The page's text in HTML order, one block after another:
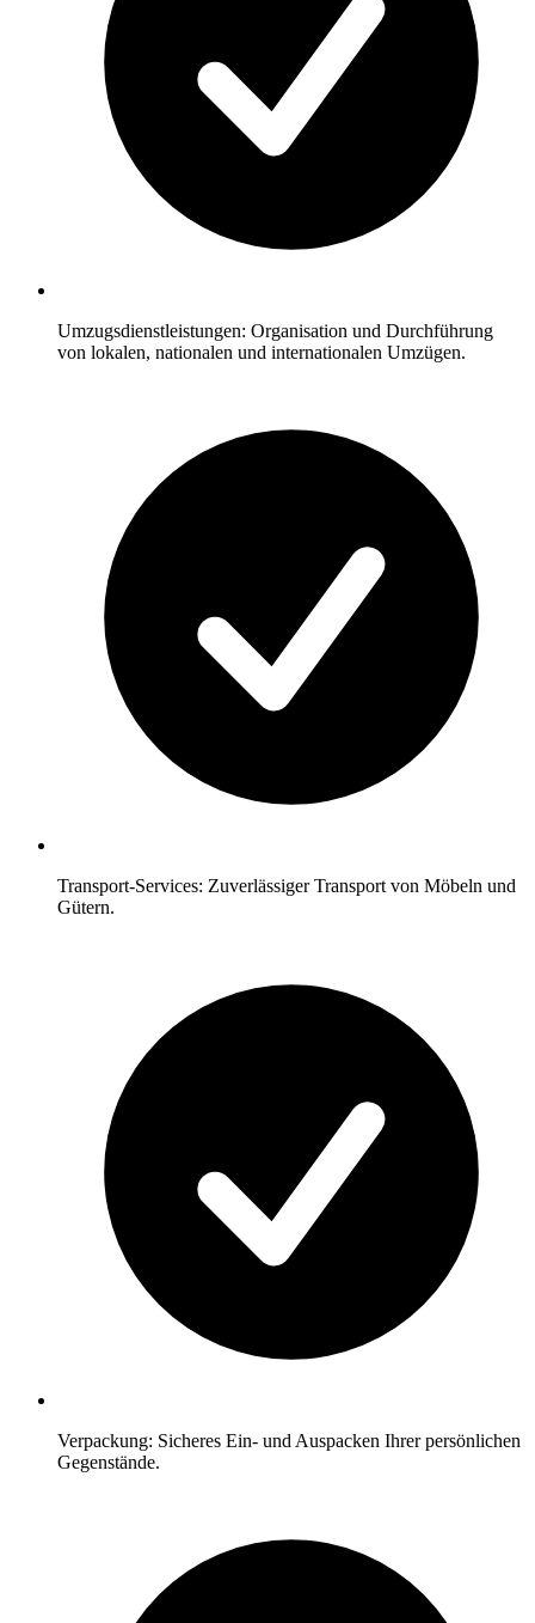
Umzugsdienstleistungen: Organisation und Durchführung
von lokalen, nationalen und internationalen Umzügen.
Transport-Services: Zuverlässiger Transport von Möbeln und
Gütern.
Verpackung: Sicheres Ein- und Auspacken Ihrer persönlichen
Gegenstände.